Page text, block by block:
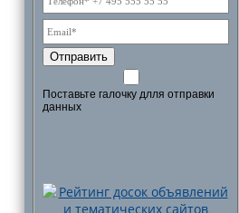
Отправить
Поставьте галочку длля отправки
данных